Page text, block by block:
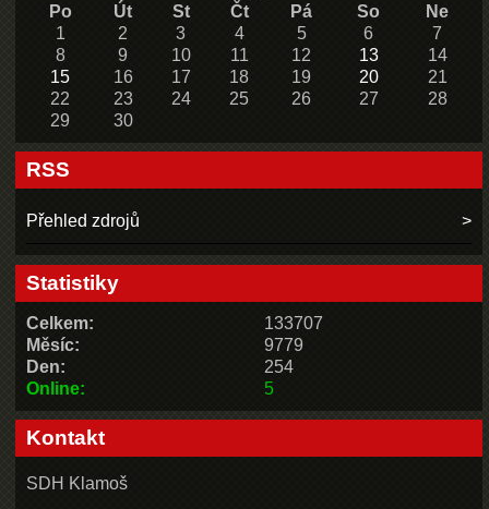
Po
Út St Čt Pá So
Ne
1
2 3 4 5 6
7
8
9 10 11 12 13
14
15
16 17 18 19 20
21
22
23 24 25 26 27
28
29
30
RSS
Přehled zdrojů
Statistiky
Online: 5
Celkem:
133707
Měsíc:
9779
Den:
254
Kontakt
SDH Klamoš